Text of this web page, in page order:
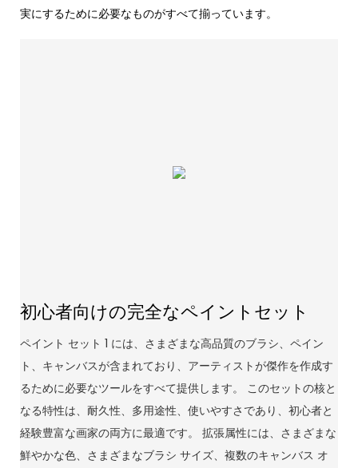
実にするために必要なものがすべて揃っています。
初心者向けの完全なペイントセット
ペイント セット 1 には、さまざまな高品質のブラシ、ペイン
ト、キャンバスが含まれており、アーティストが傑作を作成す
るために必要なツールをすべて提供します。 このセットの核と
なる特性は、耐久性、多用途性、使いやすさであり、初心者と
経験豊富な画家の両方に最適です。 拡張属性には、さまざまな
鮮やかな色、さまざまなブラシ サイズ、複数のキャンバス オ